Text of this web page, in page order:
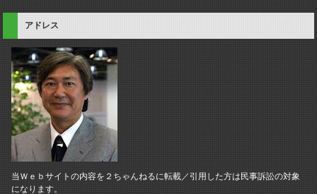
アドレス
当Ｗｅｂサイトの内容を２ちゃんねるに転載／引用した方は民事訴訟の対象
になります。